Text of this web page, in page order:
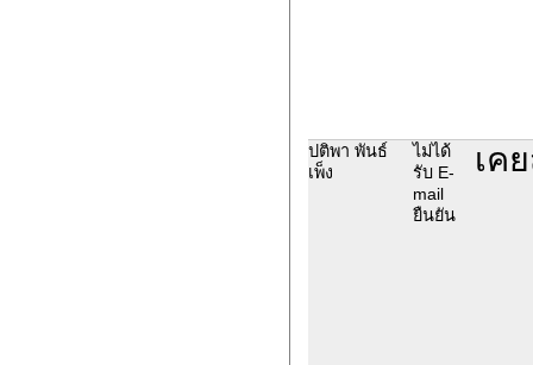
ปติพา พันธ์
เพ็ง
ไม่ได้
รับ E-
mail
ยืนยัน
เค